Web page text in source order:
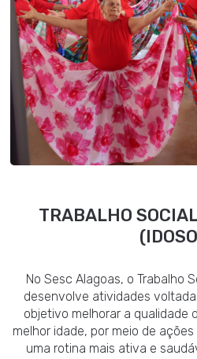
TRABALHO
No Sesc Alagoas, o Trabalho
desenvolve atividades
objetivo melhorar a qualidade
melhor idade, por meio de
uma rotina mais ativa e